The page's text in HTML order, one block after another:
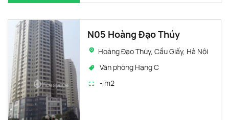
N05 Hoàng Đạo Thúy
Hoàng Đạo Thúy, Cầu Giấy, Hà Nội
Văn phòng Hạng C
- m2